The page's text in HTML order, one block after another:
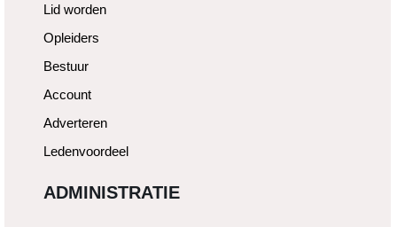
Lid worden
Opleiders
Bestuur
Account
Adverteren
Ledenvoordeel
ADMINISTRATIE